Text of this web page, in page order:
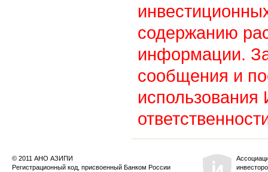
содержанию
информации.
сообщения и
© 2011 АНО АЗИПИ
Регистрационный код, присвоенный Банком России